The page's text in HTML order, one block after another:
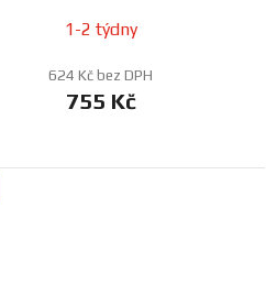
1-2 týdny
624 Kč bez DPH
755 Kč